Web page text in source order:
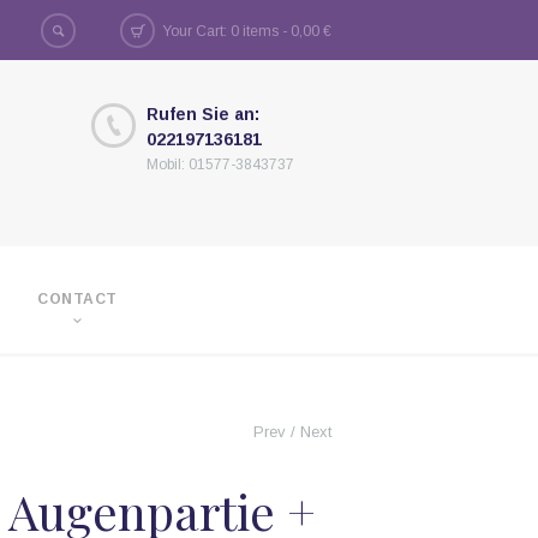
Your Cart: 0 items - 0,00 €
Rufen Sie an:
022197136181
Mobil: 01577-3843737
CONTACT
Prev / Next
+